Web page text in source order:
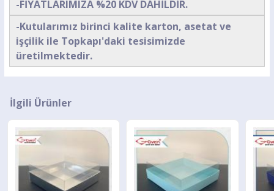
-FİYATLARIMIZA %20 KDV DAHİLDİR.
-Kutularımız birinci kalite karton, asetat ve
işçilik ile Topkapı'daki tesisimizde
üretilmektedir.
İlgili Ürünler